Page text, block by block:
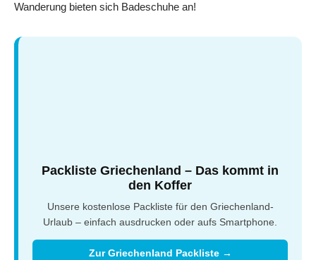
Wanderung bieten sich Badeschuhe an!
Packliste Griechenland – Das kommt in
den Koffer
Unsere kostenlose Packliste für den Griechenland-
Urlaub – einfach ausdrucken oder aufs Smartphone.
Zur Griechenland Packliste →